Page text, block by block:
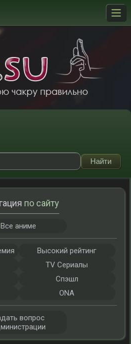
по сайту
Все аниме
Высокий рейтинг
TV Сериалы
Спэшл
ONA
вопрос